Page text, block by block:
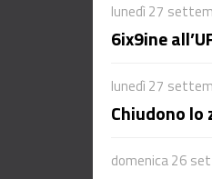
lunedì 27
6ix9ine
lunedì 27
Chiudono lo
domenica 26